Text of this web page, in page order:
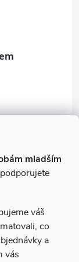
mladším
váš
co
a
vás